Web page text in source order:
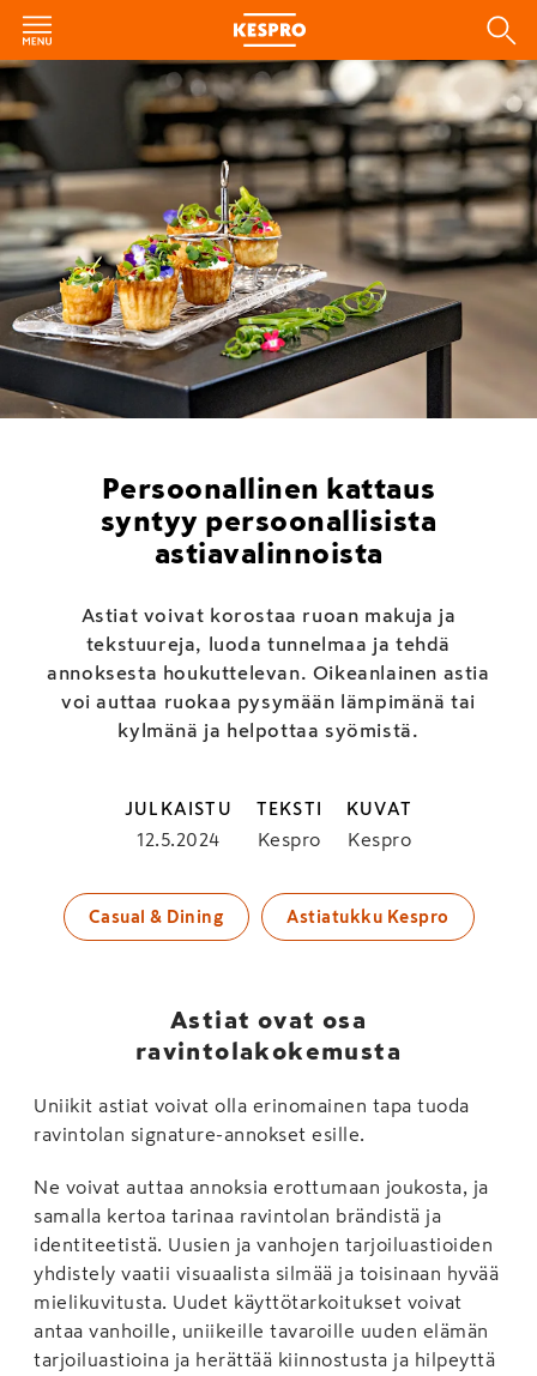
Persoonallinen kattaus
syntyy persoonallisista
astiavalinnoista
Astiat voivat korostaa ruoan makuja ja
tekstuureja, luoda tunnelmaa ja tehdä
annoksesta houkuttelevan. Oikeanlainen astia
voi auttaa ruokaa pysymään lämpimänä tai
kylmänä ja helpottaa syömistä.
JULKAISTU
12.5.2024
TEKSTI
Kespro
KUVAT
Kespro
Casual & Dining Astiatukku Kespro
Astiat ovat osa
ravintolakokemusta
Uniikit astiat voivat olla erinomainen tapa tuoda
ravintolan signature-annokset esille.
Ne voivat auttaa annoksia erottumaan joukosta, ja
samalla kertoa tarinaa ravintolan brändistä ja
identiteetistä. Uusien ja vanhojen tarjoiluastioiden
yhdistely vaatii visuaalista silmää ja toisinaan hyvää
mielikuvitusta. Uudet käyttötarkoitukset voivat
antaa vanhoille, uniikeille tavaroille uuden elämän
tarjoiluastioina ja herättää kiinnostusta ja hilpeyttä